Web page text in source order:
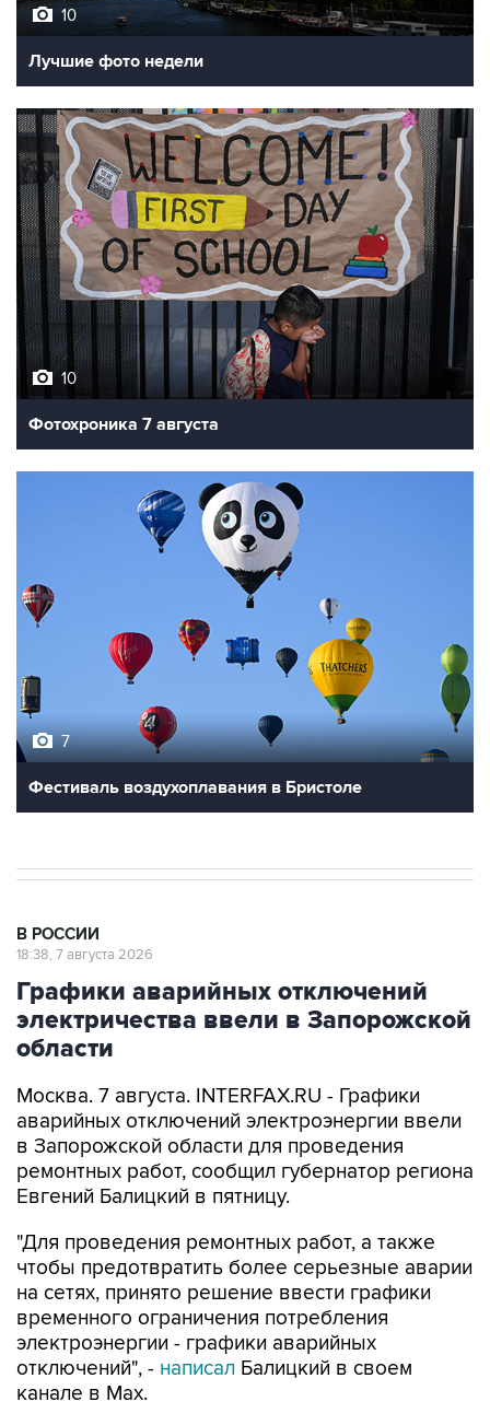
10
Лучшие фото недели
10
Фотохроника 7 августа
7
Фестиваль воздухоплавания в Бристоле
В РОССИИ
18:38, 7 августа 2026
Графики аварийных отключений
электричества ввели в Запорожской
области
Москва. 7 августа. INTERFAX.RU - Графики
аварийных отключений электроэнергии ввели
в Запорожской области для проведения
ремонтных работ, сообщил губернатор региона
Евгений Балицкий в пятницу.
"Для проведения ремонтных работ, а также
чтобы предотвратить более серьезные аварии
на сетях, принято решение ввести графики
временного ограничения потребления
электроэнергии - графики аварийных
отключений", - написал Балицкий в своем
канале в Max.